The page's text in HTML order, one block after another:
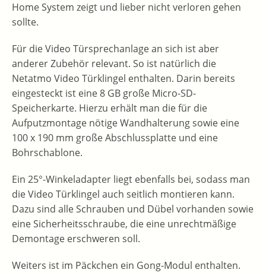
Home System zeigt und lieber nicht verloren gehen
sollte.
Für die Video Türsprechanlage an sich ist aber
anderer Zubehör relevant. So ist natürlich die
Netatmo Video Türklingel enthalten. Darin bereits
eingesteckt ist eine 8 GB große Micro-SD-
Speicherkarte. Hierzu erhält man die für die
Aufputzmontage nötige Wandhalterung sowie eine
100 x 190 mm große Abschlussplatte und eine
Bohrschablone.
Ein 25°-Winkeladapter liegt ebenfalls bei, sodass man
die Video Türklingel auch seitlich montieren kann.
Dazu sind alle Schrauben und Dübel vorhanden sowie
eine Sicherheitsschraube, die eine unrechtmäßige
Demontage erschweren soll.
Weiters ist im Päckchen ein Gong-Modul enthalten.